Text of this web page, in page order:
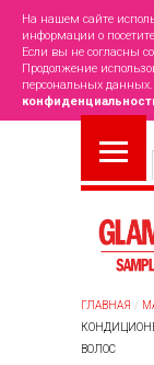
На нашем сайте
информации о
Если вы не согласны
Продолжение
персональных
ГЛАВНАЯ
ВОЛОС